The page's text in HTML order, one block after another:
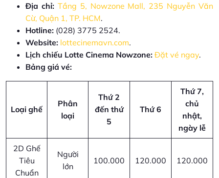
Địa chỉ: Tầng 5, Nowzone Mall, 235 Nguyễn Văn
Cừ, Quận 1, TP. HCM.
Hotline: (028) 3775 2524.
Website: lottecinemavn.com.
Lịch chiếu Lotte Cinema Nowzone: Đặt vé ngay.
Bảng giá vé:
Loại ghế
Phân
loại
Thứ 2
đến thứ
5
Thứ 6
Thứ 7,
chủ
nhật,
ngày lễ
2D Ghế
Tiêu
Chuẩn
Người
lớn
100.000 120.000 120.000